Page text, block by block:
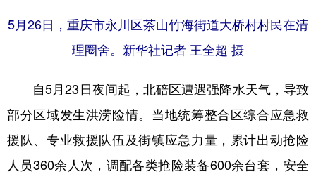
5月26日，重庆市永川区茶山竹海街道大桥村村民在清
理圈舍。新华社记者 王全超 摄
自5月23日夜间起，北碚区遭遇强降水天气，导致
部分区域发生洪涝险情。当地统筹整合区综合应急救
援队、专业救援队伍及街镇应急力量，累计出动抢险
人员360余人次，调配各类抢险装备600余台套，安全